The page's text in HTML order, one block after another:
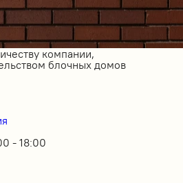
компании,
блочных домов
- 18:00